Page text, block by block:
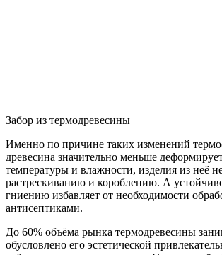
Забор из термодревесины
Именно по причине таких изменений
древесина значительно меньше
температуры и влажности, изделия из неё
растрескиванию и короблению. А
гниению избавляет от необходимости
антисептиками.
До 60% объёма рынка термодревесины
обусловлено его эстетической